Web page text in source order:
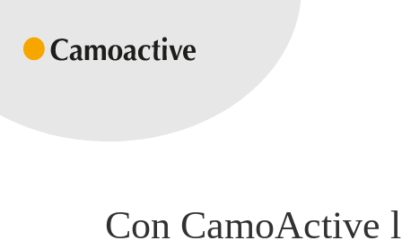
Con CamoActive